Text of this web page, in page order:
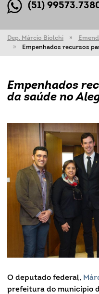
(51)
Dep. Márcio Biolchi
Empenhados recursos
Empenhados
da saúde no
O deputado federal,
prefeitura do município